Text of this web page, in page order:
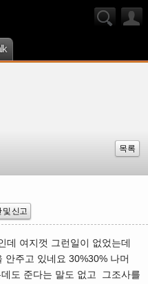
목록
및 신고
데 여지껏 그런일이 없었는데
안주고 있네요 30%30% 나머
도 준다는 말도 없고 그조사를